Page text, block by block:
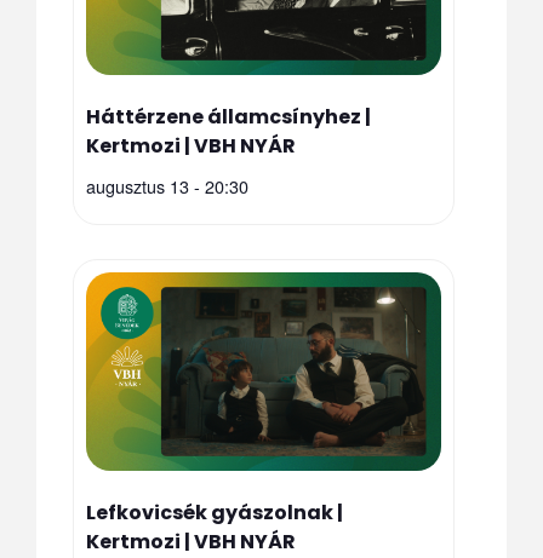
Háttérzene államcsínyhez |
Kertmozi | VBH NYÁR
augusztus 13 - 20:30
Lefkovicsék gyászolnak |
Kertmozi | VBH NYÁR